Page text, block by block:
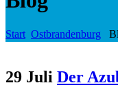
Start Ostbrandenburg
29 Juli Der